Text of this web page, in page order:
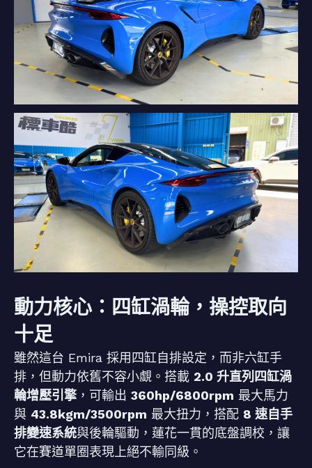
動力核心：四缸渦輪，操控取向
十足
雖然這台 Emira 採用四缸自排設定，而非六缸手
排，但動力依舊不容小覷。搭載 2.0 升直列四缸渦
輪增壓引擎，可輸出 360hp/6800rpm 最大馬力
與 43.8kgm/3500rpm 最大扭力，搭配 8 速自手
排變速系統與後輪驅動，蓮花一貫的底盤調校，讓
它在賽道單圈表現上絕不輸同級。